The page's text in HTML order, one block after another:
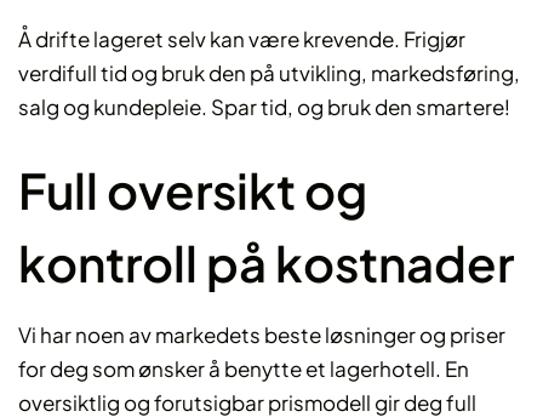
Å drifte lageret selv kan være krevende. Frigjør
verdifull tid og bruk den på utvikling, markedsføring,
salg og kundepleie. Spar tid, og bruk den smartere!
Full oversikt og
kontroll på kostnader
Vi har noen av markedets beste løsninger og priser
for deg som ønsker å benytte et lagerhotell. En
oversiktlig og forutsigbar prismodell gir deg full